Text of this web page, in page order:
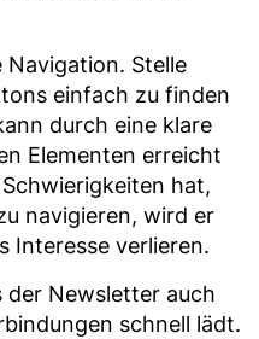
Stelle
einfach zu finden
durch eine klare
Elementen erreicht
hat,
navigieren, wird er
Interesse verlieren.
der Newsletter auch
schnell lädt.